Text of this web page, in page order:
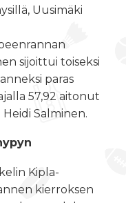
Uusimäki
sijoittui toiseksi
paras
57,92 aitonut
Salminen.
Kipla-
kierroksen